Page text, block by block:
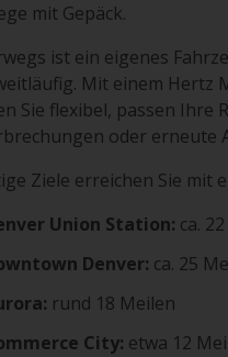
mit Gepäck.
ist ein eigenes
Mit einem Hertz
Sie flexibel, passen
oder erneute
Ziele erreichen Sie mit
Union Station: ca.
Denver: ca. 25
rund 18 Meilen
City: etwa 12